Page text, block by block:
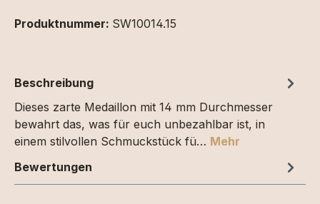
Produktnummer: SW10014.15
Beschreibung
Dieses zarte Medaillon mit 14 mm Durchmesser
bewahrt das, was für euch unbezahlbar ist, in
einem stilvollen Schmuckstück fü… Mehr
Bewertungen